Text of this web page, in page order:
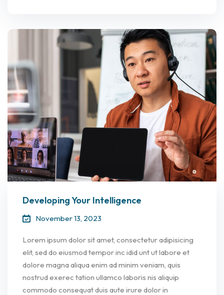
Developing Your Intelligence
November 13, 2023
Lorem ipsum dolor sit amet, consectetur adipisicing
elit, sed do eiusmod tempor inc idid unt ut labore et
dolore magna aliqua enim ad minim veniam, quis
nostrud exerec tation ullamco laboris nis aliquip
commodo consequat duis aute irure dolor in